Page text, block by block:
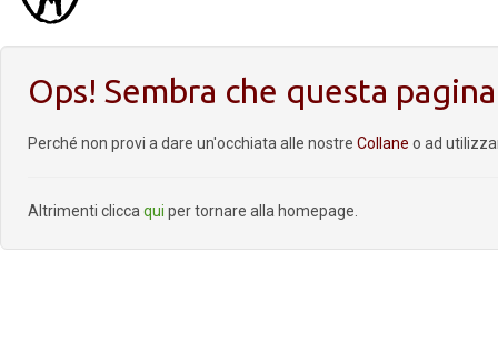
Ops! Sembra che questa
Perché non provi a dare un'occhiata alle nostre Collane o ad
Altrimenti clicca qui per tornare alla homepage.